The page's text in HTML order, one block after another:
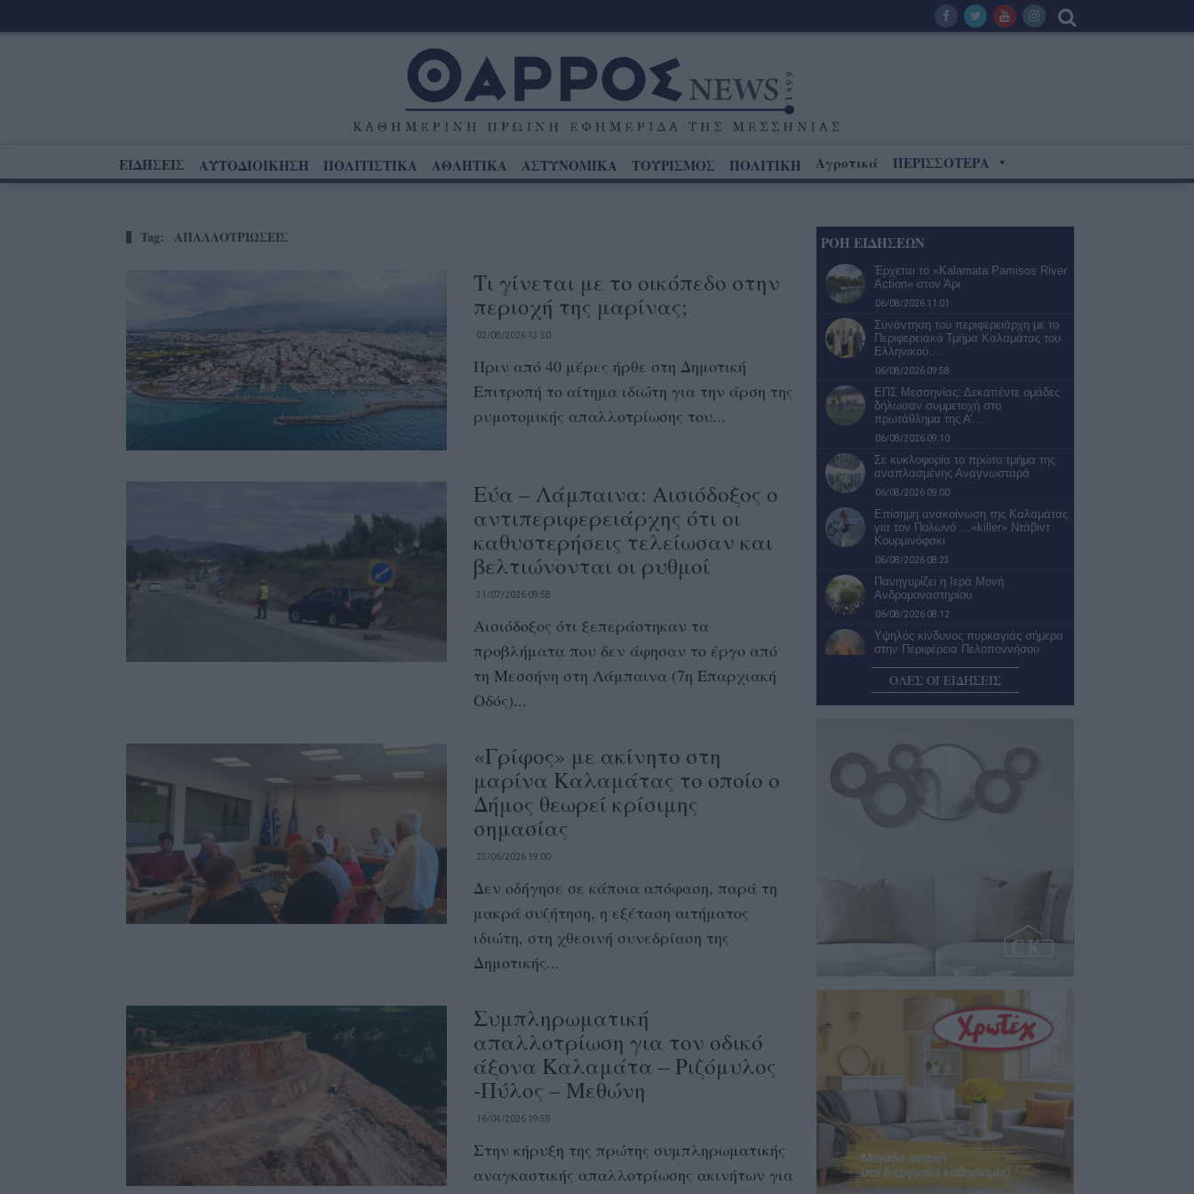
ΕΙΔΗΣΕΙΣ ΑΥΤΟΔΙΟΙΚΗΣΗ ΠΟΛΙΤΙΣΤΙΚΑ ΑΘΛΗΤΙΚΑ ΑΣΤΥΝΟΜΙΚΑ ΤΟΥΡΙΣΜΟΣ ΠΟΛΙΤΙΚΗ Αγροτικά ΠΕΡΙΣΣΟΤΕΡΑ
Tag: ΑΠΑΛΛΟΤΡΙΩΣΕΙΣ
Τι γίνεται με το οικόπεδο στην
περιοχή της μαρίνας;
02/08/2026 13:50
Πριν από 40 μέρες ήρθε στη Δημοτική
Επιτροπή το αίτημα ιδιώτη για την άρση της
ρυμοτομικής απαλλοτρίωσης του...
Εύα – Λάμπαινα: Αισιόδοξος ο
αντιπεριφερειάρχης ότι οι
καθυστερήσεις τελείωσαν και
βελτιώνονται οι ρυθμοί
31/07/2026 09:58
Αισιόδοξος ότι ξεπεράστηκαν τα
προβλήματα που δεν άφησαν το έργο από
τη Μεσσήνη στη Λάμπαινα (7η Επαρχιακή
Οδός)...
«Γρίφος» με ακίνητο στη
μαρίνα Kαλαμάτας το οποίο ο
Δήμος θεωρεί κρίσιμης
σημασίας
23/06/2026 19:00
Δεν οδήγησε σε κάποια απόφαση, παρά τη
μακρά συζήτηση, η εξέταση αιτήματος
ιδιώτη, στη χθεσινή συνεδρίαση της
Δημοτικής...
Συμπληρωματική
απαλλοτρίωση για τον οδικό
άξονα Καλαμάτα – Ριζόμυλος
-Πύλος – Μεθώνη
16/04/2026 19:59
Στην κήρυξη της πρώτης συμπληρωματικής
αναγκαστικής απαλλοτρίωσης ακινήτων για
ΡΟΗ ΕΙΔΗΣΕΩΝ
Έρχεται το «Kalamata Pamisos River
Action» στον Άρι
06/08/2026 11:01
Συνάντηση του περιφερειάρχη με το
Περιφερειακό Τμήμα Καλαμάτας του
Ελληνικού…
06/08/2026 09:58
ΕΠΣ Μεσσηνίας: Δεκαπέντε ομάδες
δήλωσαν συμμετοχή στο
πρωτάθλημα της Α’…
06/08/2026 09:10
Σε κυκλοφορία το πρώτο τμήμα της
αναπλασμένης Αναγνωσταρά
06/08/2026 09:00
Επίσημη ανακοίνωση της Καλαμάτας
για τον Πολωνό …«killer» Ντάβιντ
Κουρμινόφσκι
06/08/2026 08:23
Πανηγυρίζει η Ιερά Μονή
Ανδρομοναστηρίου
06/08/2026 08:12
Υψηλός κίνδυνος πυρκαγιάς σήμερα
στην Περιφέρεια Πελοποννήσου
06/08/2026 07:53
Μάνη: Μεγάλη επιχείρηση διάσωσης
οικογένειας Γάλλων στο φαράγγι του
Ο καιρός σήμερα Πέμπτη στην
Καλαμάτα
ΟΛΕΣ ΟΙ ΕΙΔΗΣΕΙΣ